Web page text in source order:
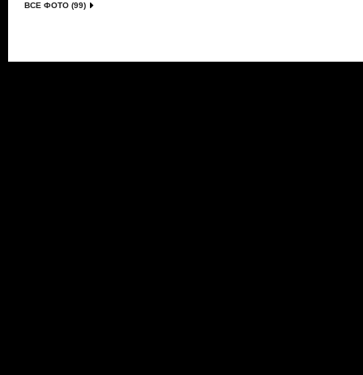
ВСЕ ФОТО (99)